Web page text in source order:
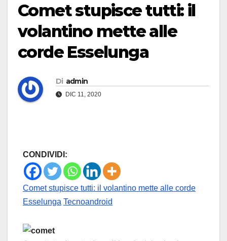
Comet stupisce tutti: il
volantino mette alle
corde Esselunga
Di admin
DIC 11, 2020
CONDIVIDI:
Comet stupisce tutti: il volantino mette alle corde
Esselunga Tecnoandroid